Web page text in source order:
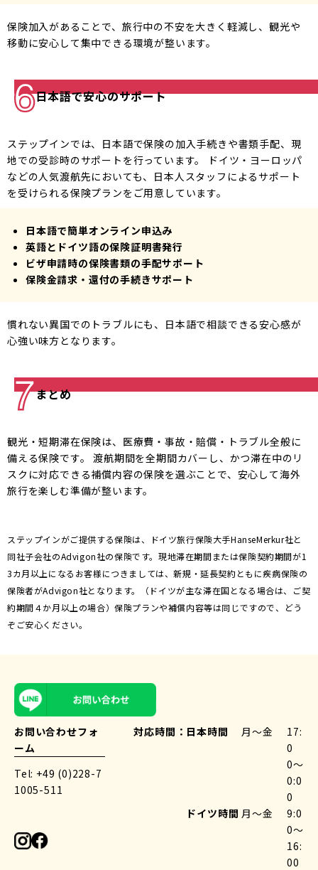
保険加入があることで、旅行中の不安を大きく軽減し、観光や
移動に安心して集中できる環境が整います。
日本語で安心のサポート
ステップインでは、日本語で保険の加入手続きや書類手配、現
地での受診時のサポートを行っています。 ドイツ・ヨーロッパ
などの人気渡航先においても、日本人スタッフによるサポート
を受けられる保険プランをご用意しています。
日本語で簡単オンライン申込み
英語とドイツ語の保険証明書発行
ビザ申請時の保険書類の手配サポート
保険金請求・還付の手続きサポート
慣れない異国でのトラブルにも、日本語で相談できる安心感が
心強い味方となります。
まとめ
観光・短期滞在保険は、医療費・事故・賠償・トラブル全般に
備える保険です。 渡航期間を全期間カバーし、かつ滞在中のリ
スクに対応できる補償内容の保険を選ぶことで、安心して海外
旅行を楽しむ準備が整います。
ステップインがご提供する保険は、ドイツ旅行保険大手HanseMerkur社と
同社子会社のAdvigon社の保険です。現地滞在期間または保険契約期間が1
3カ月以上になるお客様につきましては、新規・延長契約ともに疾病保険の
保険者がAdvigon社となります。（ドイツが主な滞在国となる場合は、ご契
約期間４か月以上の場合）保険プランや補償内容等は同じですので、どう
ぞご安心ください。
お問い合わせフォ
ーム
Tel: +49 (0)228-7
1005-511
対応時間： 日本時間 月〜金
17:
0
0〜
0:0
0
ドイツ時間 月〜金
9:0
0〜
16:
00